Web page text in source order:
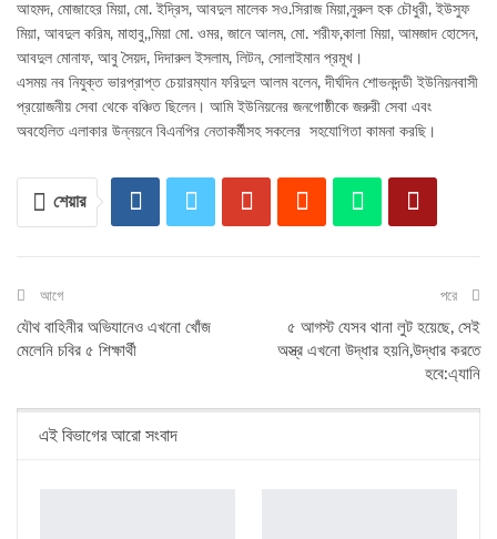
আহমদ, মোজাহের মিয়া, মো. ইদ্রিস, আবদুল মালেক সও.সিরাজ মিয়া,নুরুল হক চৌধুরী, ইউসুফ
মিয়া, আবদুল করিম, মাহাবু,,মিয়া মো. ওমর, জানে আলম, মো. শরীফ,কালা মিয়া, আমজাদ হোসেন,
আবদুল মোনাফ, আবু সৈয়দ, দিদারুল ইসলাম, লিটন, সোলাইমান প্রমূখ।
এসময় নব নিযুক্ত ভারপ্রাপ্ত চেয়ারম্যান ফরিদুল আলম বলেন, দীর্ঘদিন শোভনদন্ডী ইউনিয়নবাসী
প্রয়োজনীয় সেবা থেকে বঞ্চিত ছিলেন। আমি ইউনিয়নের জনগোষ্ঠীকে জরুরী সেবা এবং
অবহেলিত এলাকার উন্নয়নে বিএনপির নেতাকর্মীসহ সকলের সহযোগিতা কামনা করছি।
শেয়ার
আগে
যৌথ বাহিনীর অভিযানেও এখনো খোঁজ
মেলেনি চবির ৫ শিক্ষার্থী
পরে
৫ আগস্ট যেসব থানা লুট হয়েছে, সেই
অস্ত্র এখনো উদ্ধার হয়নি,উদ্ধার করতে
হবে:এ্যানি
এই বিভাগের আরো সংবাদ